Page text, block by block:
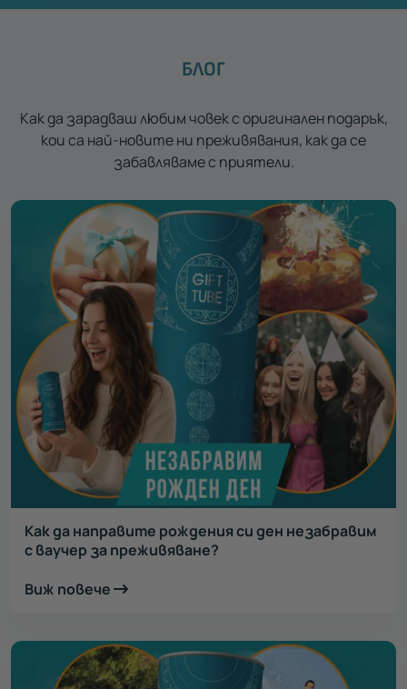
БЛОГ
Как да зарадваш любим човек с оригинален подарък,
кои са най-новите ни преживявания, как да се
забавляваме с приятели.
Как да направите рождения си ден незабравим
с ваучер за преживяване?
Виж повече